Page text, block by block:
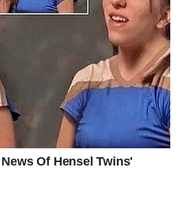
u pleh obložen masnim papirom.
oko 15 minuta da kvasac
zatim pospite makom i stavite
pećnicu na 190 stupnjeva dok ne
Oni koji budu kušali ovo jelo